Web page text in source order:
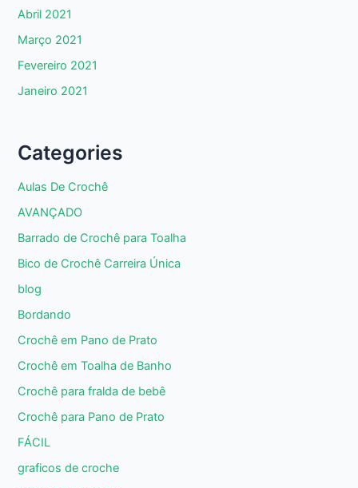
Abril 2021
Março 2021
Fevereiro 2021
Janeiro 2021
Categories
Aulas De Crochê
AVANÇADO
Barrado de Crochê para Toalha
Bico de Crochê Carreira Única
blog
Bordando
Crochê em Pano de Prato
Crochê em Toalha de Banho
Crochê para fralda de bebê
Crochê para Pano de Prato
FÁCIL
graficos de croche